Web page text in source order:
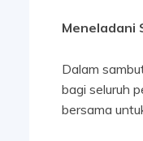
Meneladani
Dalam
bagi seluruh
bersama